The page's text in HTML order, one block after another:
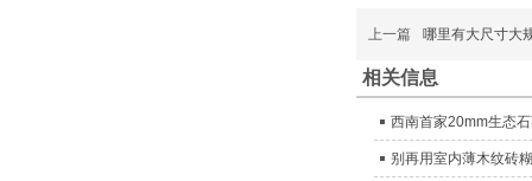
上一篇 哪里有大尺寸大
相关信息
西南首家20mm生态
别再用室内薄木纹砖